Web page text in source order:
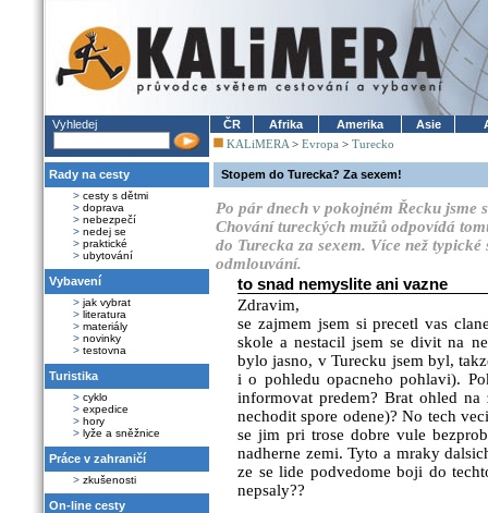
Vyhledej
Rady na cesty
> cesty s dětmi
> doprava
> nebezpečí
> nedej se
> praktické
> ubytování
Vybavení
> jak vybrat
> literatura
> materiály
> novinky
> testovna
Turistika
> cyklo
> expedice
> hory
> lyže a sněžnice
Práce v zahraničí
> zkušenosti
On-line cesty
ČR Afrika Amerika Asie
KALiMERA > Evropa > Turecko
Stopem do Turecka? Za sexem!
Po pár dnech v pokojném Řecku jsme
Chování tureckých mužů odpovídá
do Turecka za sexem. Více než
odmlouvání.
to snad nemyslite ani vazne
Zdravim,
se zajmem jsem si precetl vas
skole a nestacil jsem se divit na
bylo jasno, v Turecku jsem byl,
i o pohledu opacneho pohlavi).
informovat predem? Brat ohled
nechodit spore odene)? No tech
se jim pri trose dobre vule
nadherne zemi. Tyto a mraky
ze se lide podvedome boji do
nepsaly??